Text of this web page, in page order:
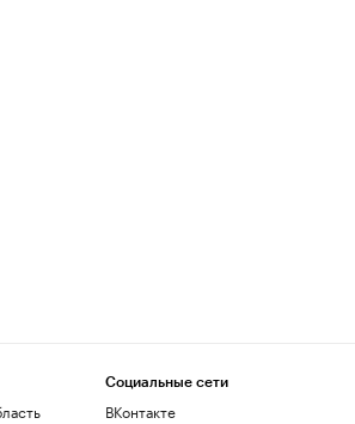
Социальные сети
ВКонтакте